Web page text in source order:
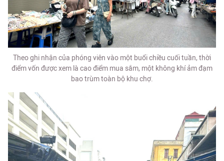
Theo ghi nhận của phóng viên vào một buổi chiều cuối tuần, thời
điểm vốn được xem là cao điểm mua sắm, một không khí ảm đạm
bao trùm toàn bộ khu chợ.